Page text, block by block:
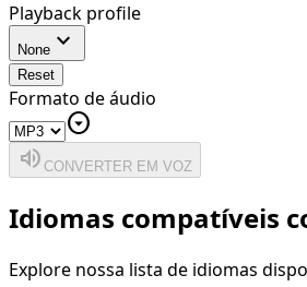
Playback profile
None expand_more
Reset
Formato de áudio
arrow_drop_down_circle
volume_up CONVERTER EM VOZ
Idiomas compatíveis
Explore nossa lista de idiomas